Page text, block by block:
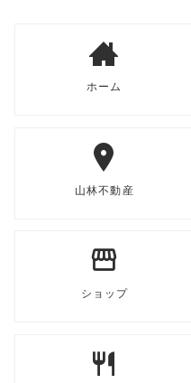
ホーム
山林不動産
ショップ